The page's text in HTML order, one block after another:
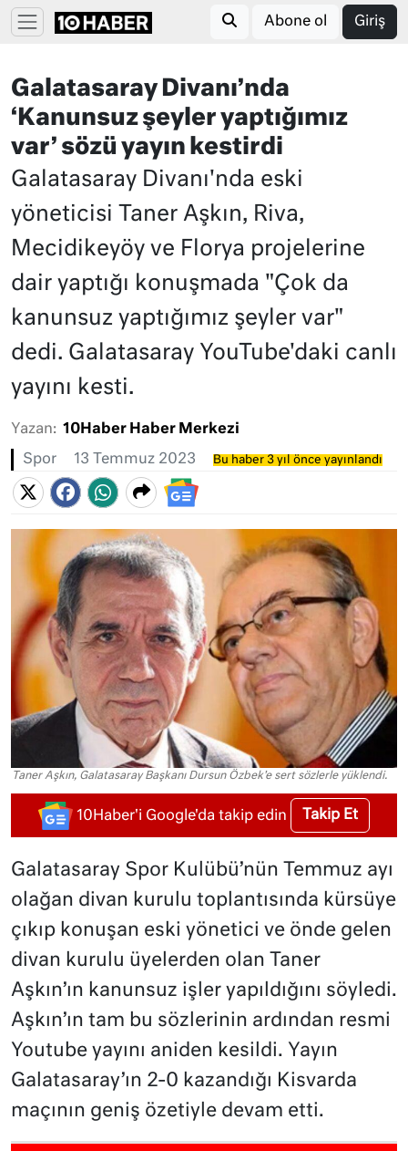
Abone ol Giriş
Galatasaray Divanı’nda
‘Kanunsuz şeyler yaptığımız
var’ sözü yayın kestirdi
Galatasaray Divanı'nda eski
yöneticisi Taner Aşkın, Riva,
Mecidikeyöy ve Florya projelerine
dair yaptığı konuşmada "Çok da
kanunsuz yaptığımız şeyler var"
dedi. Galatasaray YouTube'daki canlı
yayını kesti.
Yazan: 10Haber Haber Merkezi
Spor 13 Temmuz 2023 Bu haber 3 yıl önce yayınlandı
Taner Aşkın, Galatasaray Başkanı Dursun Özbek'e sert sözlerle yüklendi.
10Haber'i Google'da takip edin Takip Et
Galatasaray Spor Kulübü’nün Temmuz ayı
olağan divan kurulu toplantısında kürsüye
çıkıp konuşan eski yönetici ve önde gelen
divan kurulu üyelerden olan Taner
Aşkın’ın kanunsuz işler yapıldığını söyledi.
Aşkın’ın tam bu sözlerinin ardından resmi
Youtube yayını aniden kesildi. Yayın
Galatasaray’ın 2-0 kazandığı Kisvarda
maçının geniş özetiyle devam etti.